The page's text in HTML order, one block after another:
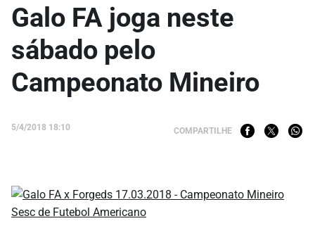
Galo FA joga neste
sábado pelo
Campeonato Mineiro
5/4/2018 18:10 COMPARTILHE